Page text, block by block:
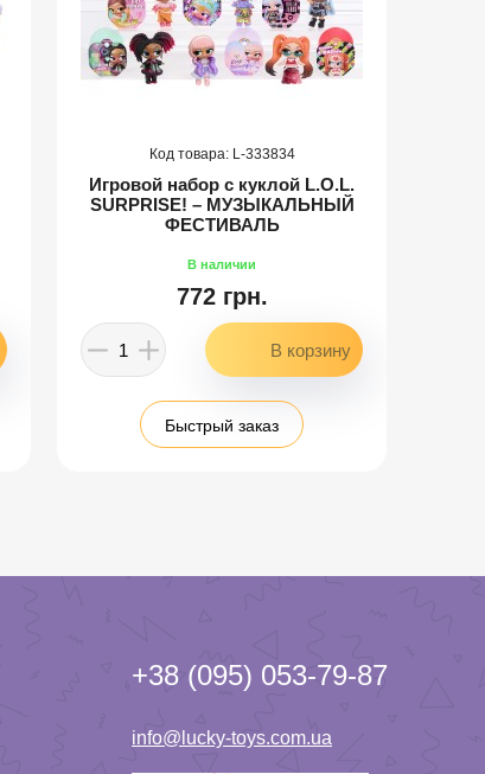
333834
Игровой набор с куклой L.O.L.
SURPRISE! – МУЗЫКАЛЬНЫЙ
ФЕСТИВАЛЬ
772 грн.
Быстрый заказ
+38 (095) 053-79-87
info@lucky-toys.com.ua